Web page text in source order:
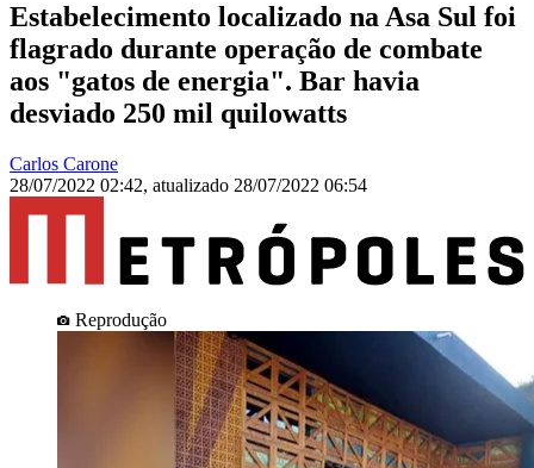
Estabelecimento localizado na Asa Sul foi
flagrado durante operação de combate
aos "gatos de energia". Bar havia
desviado 250 mil quilowatts
Carlos Carone
28/07/2022 02:42, atualizado 28/07/2022 06:54
Reprodução